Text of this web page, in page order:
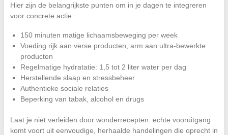
Hier zijn de belangrijkste punten om in je dagen te integreren
voor concrete actie:
150 minuten matige lichaamsbeweging per week
Voeding rijk aan verse producten, arm aan ultra-bewerkte
producten
Regelmatige hydratatie: 1,5 tot 2 liter water per dag
Herstellende slaap en stressbeheer
Authentieke sociale relaties
Beperking van tabak, alcohol en drugs
Laat je niet verleiden door wonderrecepten: echte vooruitgang
komt voort uit eenvoudige, herhaalde handelingen die oprecht in